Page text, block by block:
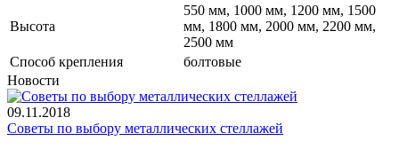
Высота
550 мм, 1000 мм, 1200 мм, 1500
мм, 1800 мм, 2000 мм, 2200 мм,
2500 мм
Cпособ крепления
болтовые
Новости
09.11.2018
Советы по выбору металлических стеллажей